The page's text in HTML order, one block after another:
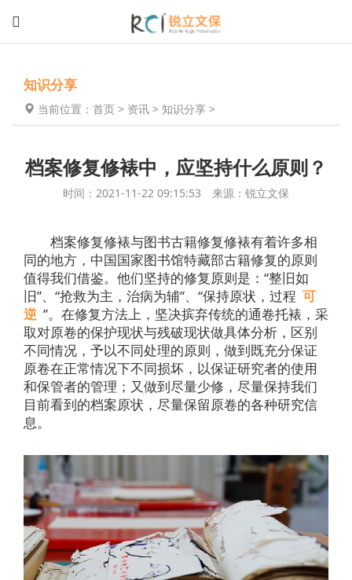
知识分享
当前位置： 首页 > 资讯 > 知识分享 >
档案修复修裱中，应坚持什么原则？
时间：2021-11-22 09:15:53 来源：锐立文保
档案修复修裱与图书古籍修复修裱有着许多相
同的地方，中国国家图书馆特藏部古籍修复的原则
值得我们借鉴。他们坚持的修复原则是：“整旧如
旧”、“抢救为主，治病为辅”、“保持原状，过程 可
逆 ”。在修复方法上，坚决摈弃传统的通卷托裱，采
取对原卷的保护现状与残破现状做具体分析，区别
不同情况，予以不同处理的原则，做到既充分保证
原卷在正常情况下不同损坏，以保证研究者的使用
和保管者的管理；又做到尽量少修，尽量保持我们
目前看到的档案原状，尽量保留原卷的各种研究信
息。